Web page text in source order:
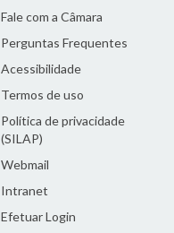
Fale com a Câmara
Perguntas Frequentes
Acessibilidade
Termos de uso
Política de privacidade
(SILAP)
Webmail
Intranet
Efetuar Login